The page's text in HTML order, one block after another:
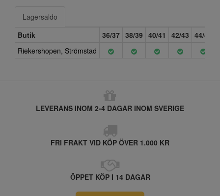
Lagersaldo
Butik
36/37 38/39 40/41 42/43 44/45
Riekershopen, Strömstad
LEVERANS INOM 2-4 DAGAR INOM SVERIGE
FRI FRAKT VID KÖP ÖVER 1.000 KR
ÖPPET KÖP I 14 DAGAR